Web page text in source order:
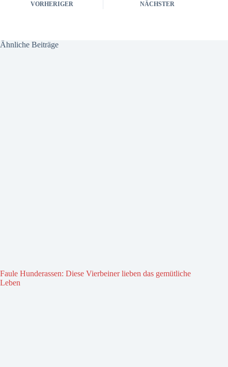
VORHERIGER NÄCHSTER
Ähnliche Beiträge
Faule Hunderassen: Diese Vierbeiner lieben das gemütliche
Leben